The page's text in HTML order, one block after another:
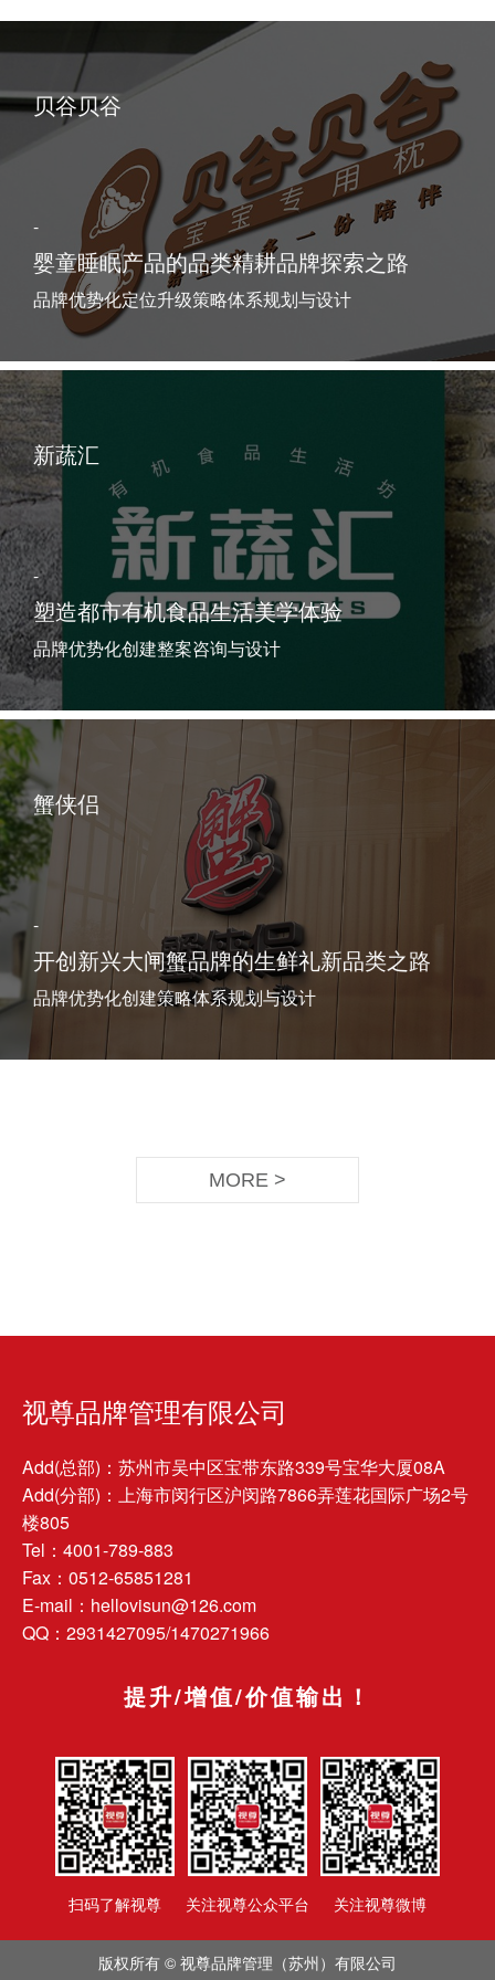
贝谷贝谷
-
婴童睡眠产品的品类精耕品牌探索之路
品牌优势化定位升级策略体系规划与设计
新蔬汇
-
塑造都市有机食品生活美学体验
品牌优势化创建整案咨询与设计
蟹侠侣
-
开创新兴大闸蟹品牌的生鲜礼新品类之路
品牌优势化创建策略体系规划与设计
MORE >
视尊品牌管理有限公司
Add(总部)：苏州市吴中区宝带东路339号宝华大厦08A
Add(分部)：上海市闵行区沪闵路7866弄莲花国际广场2号
楼805
Tel：4001-789-883
Fax：0512-65851281
E-mail：hellovisun@126.com
QQ：2931427095/1470271966
提升/增值/价值输出！
扫码了解视尊 关注视尊公众平台 关注视尊微博
版权所有 © 视尊品牌管理（苏州）有限公司